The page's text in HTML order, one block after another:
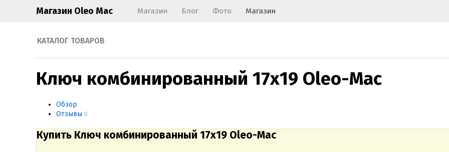
Магазин Oleo Mac Магазин Блог Фото Магазин
КАТАЛОГ ТОВАРОВ
Ключ комбинированный 17х19 Oleo-Mac
Обзор
Отзывы 0
Купить Ключ комбинированный 17х19 Oleo-Mac